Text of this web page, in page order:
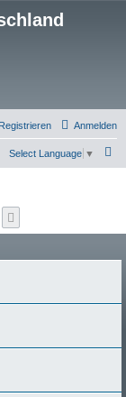
Anmelden
Registrieren
Select Language ▼